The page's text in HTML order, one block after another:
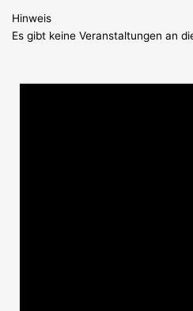
Hinweis
Es gibt keine Veranstaltungen an